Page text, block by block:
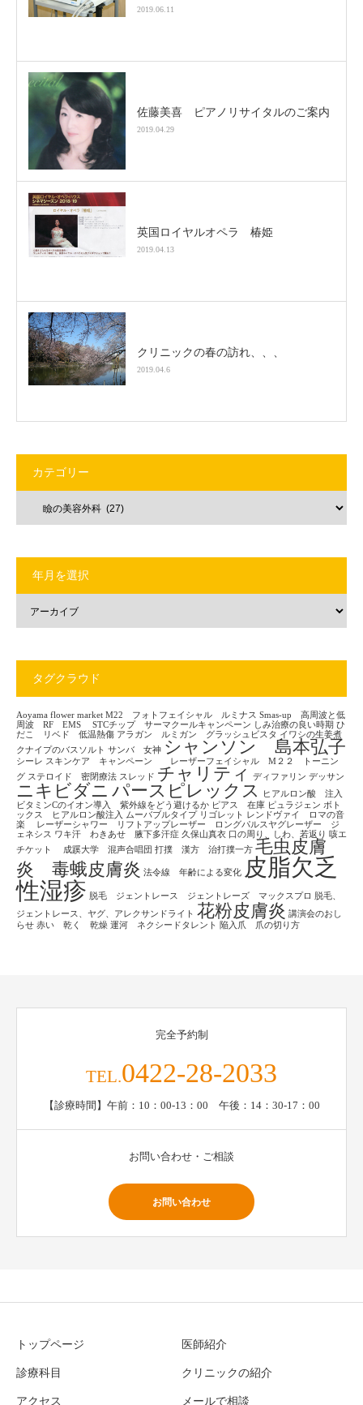
2019.06.11
佐藤美喜 ピアノリサイタルのご案内
2019.04.29
英国ロイヤルオペラ 椿姫
2019.04.13
クリニックの春の訪れ、、、
2019.04.6
カテゴリー
年月を選択
タグクラウド
Aoyama flower market M22 フォトフェイシャル ルミナス Smas-up 高周波と低
周波 RF EMS
STCチップ サーマクールキャンペーン しみ治療の良い時期 ひ
だこ リベド 低温熱傷 アラガン ルミガン グラッシュビスタ イワシの生姜煮
クナイプのバスソルト サンバ 女神 シャンソン 島本弘子
シーレ スキンケア キャンペーン レーザーフェイシャル M２２ トーニン
グ ステロイド 密閉療法 スレッド チャリティ ディファリン デッサン
ニキビダニ パースピレックス
ヒアルロン酸 注入
ビタミンCのイオン導入 紫外線をどう避けるか ピアス 在庫 ピュラジェン ボト
ックス ヒアルロン酸注入
ムーバブルタイプ リゴレット レンドヴァイ ロマの音
楽
レーザーシャワー リフトアップレーザー ロングパルスヤグレーザー ジ
ェネシス ワキ汗 わきあせ 腋下多汗症 久保山真衣 口の周り、しわ、若返り 咳エ
チケット
成蹊大学 混声合唱団 打撲 漢方 治打撲一方 毛虫皮膚
炎 毒蛾皮膚炎 法令線 年齢による変化
皮脂欠乏
性湿疹 脱毛 ジェントレース ジェントレーズ マックスプロ
脱毛、
ジェントレース、ヤグ、アレクサンドライト 花粉皮膚炎 講演会のおし
らせ 赤い 乾く 乾燥 運河 ネクシードタレント 陥入爪 爪の切り方
完全予約制
TEL.0422-28-2033
【診療時間】午前：10：00-13：00 午後：14：30-17：00
お問い合わせ・ご相談
お問い合わせ
トップページ 医師紹介
診療科目 クリニックの紹介
アクセス メールで相談